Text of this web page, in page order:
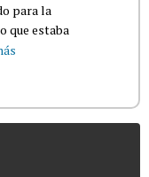
para la
que estaba